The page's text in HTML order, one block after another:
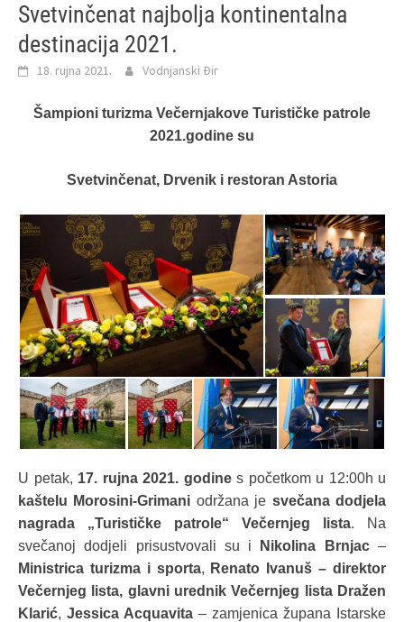
Svetvinčenat najbolja kontinentalna
destinacija 2021.
18. rujna 2021. Vodnjanski Đir
Šampioni turizma Večernjakove Turističke patrole
2021.godine su
Svetvinčenat, Drvenik i restoran Astoria
U petak, 17. rujna 2021. godines početkom u 12:00h u
kaštelu Morosini-Grimani održana je svečana dodjela
nagrada „Turističke patrole“
Večernjeg lista. Na
svečanoj dodjeli prisustvovali su i
Nikolina Brnjac–
Ministrica turizma i sporta, Renato Ivanuš – direktor
Večernjeg lista, glavni urednik Večernjeg lista Dražen
Klarić, Jessica Acquavita – zamjenica župana Istarske